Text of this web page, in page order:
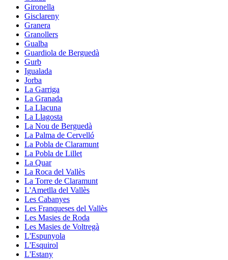
Gironella
Gisclareny
Granera
Granollers
Gualba
Guardiola de Berguedà
Gurb
Igualada
Jorba
La Garriga
La Granada
La Llacuna
La Llagosta
La Nou de Berguedà
La Palma de Cervelló
La Pobla de Claramunt
La Pobla de Lillet
La Quar
La Roca del Vallès
La Torre de Claramunt
L'Ametlla del Vallès
Les Cabanyes
Les Franqueses del Vallès
Les Masies de Roda
Les Masies de Voltregà
L'Espunyola
L'Esquirol
L'Estany